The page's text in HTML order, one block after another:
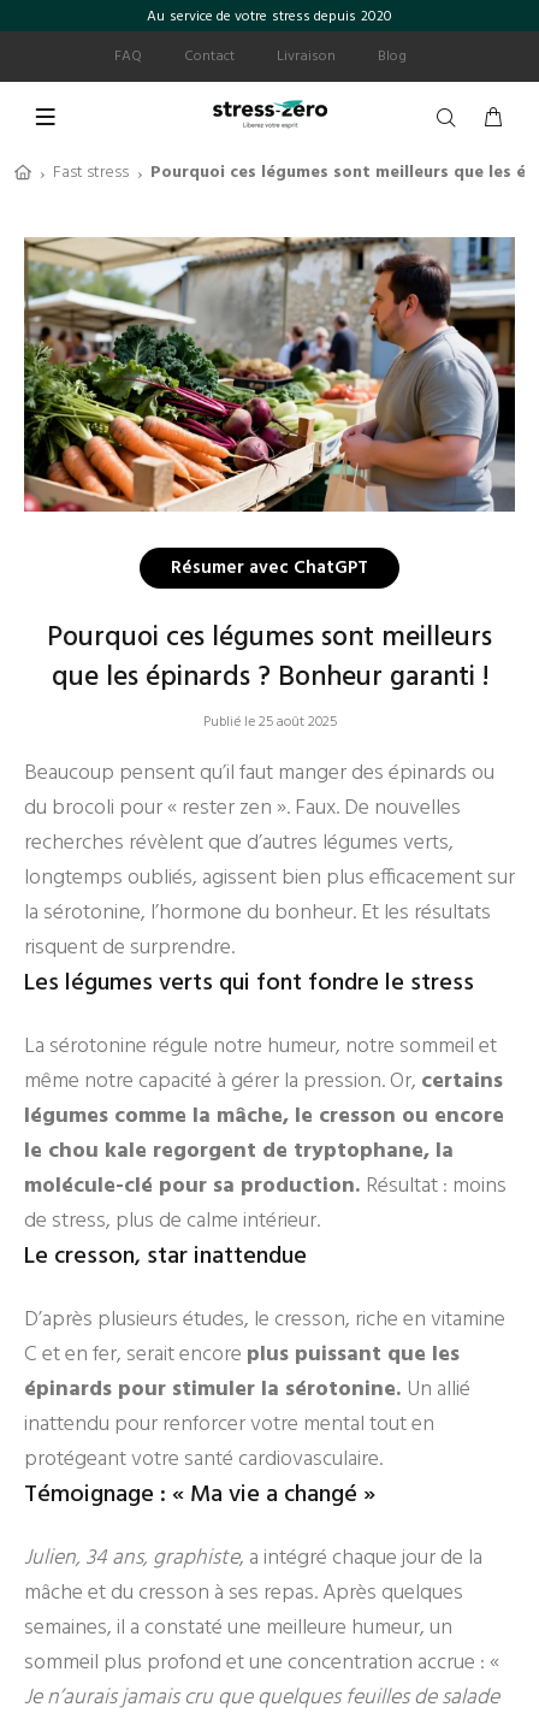
Au service de votre stress depuis 2020
FAQ
Contact Livraison Blog
› Fast stress › Pourquoi ces légumes sont meilleurs que les
Résumer avec ChatGPT
Pourquoi ces légumes sont meilleurs
que les épinards ? Bonheur garanti !
Publié le 25 août 2025
Beaucoup pensent qu’il faut manger des épinards ou
du brocoli pour « rester zen ». Faux. De nouvelles
recherches révèlent que d’autres légumes verts,
longtemps oubliés, agissent bien plus efficacement sur
la sérotonine, l’hormone du bonheur. Et les résultats
risquent de surprendre.
Les légumes verts qui font fondre le stress
La sérotonine régule notre humeur, notre sommeil et
même notre capacité à gérer la pression. Or, certains
légumes comme la mâche, le cresson ou encore
le chou kale regorgent de tryptophane, la
molécule-clé pour sa production. Résultat : moins
de stress, plus de calme intérieur.
Le cresson, star inattendue
D’après plusieurs études, le cresson, riche en vitamine
C et en fer, serait encore plus puissant que les
épinards pour stimuler la sérotonine. Un allié
inattendu pour renforcer votre mental tout en
protégeant votre santé cardiovasculaire.
Témoignage : « Ma vie a changé »
Julien, 34 ans, graphiste, a intégré chaque jour de la
mâche et du cresson à ses repas. Après quelques
semaines, il a constaté une meilleure humeur, un
sommeil plus profond et une concentration accrue : «
Je n’aurais jamais cru que quelques feuilles de salade